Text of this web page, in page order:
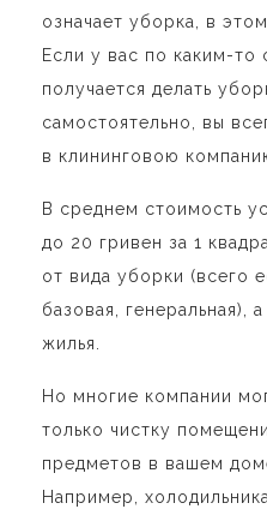
означает уборка, в
Если у вас по каким-то
получается делать
самостоятельно, вы
в клининговою
В среднем стоимость
до 20 гривен за 1
от вида уборки (всего
базовая, генеральная),
жилья.
Но многие компании
только чистку
предметов в вашем
Например,